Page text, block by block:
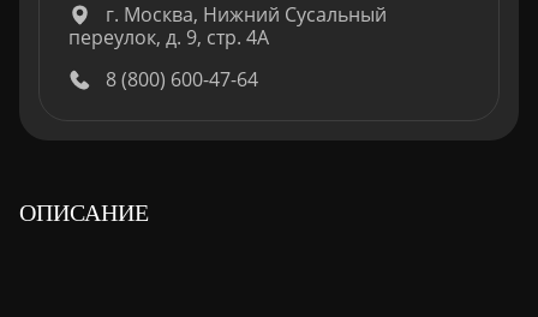
г. Москва, Нижний Сусальный
переулок, д. 9, стр. 4А
8 (800) 600-47-64
ОПИСАНИЕ